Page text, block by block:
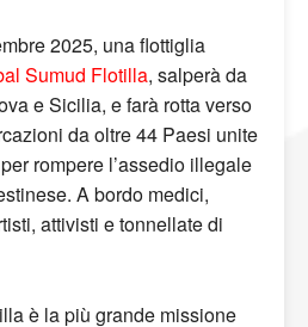
2025, una flottiglia
Sumud Flotilla, salperà da
e Sicilia, e farà rotta verso
da oltre 44 Paesi unite
rompere l’assedio illegale
A bordo medici,
attivisti e tonnellate di
è la più grande missione